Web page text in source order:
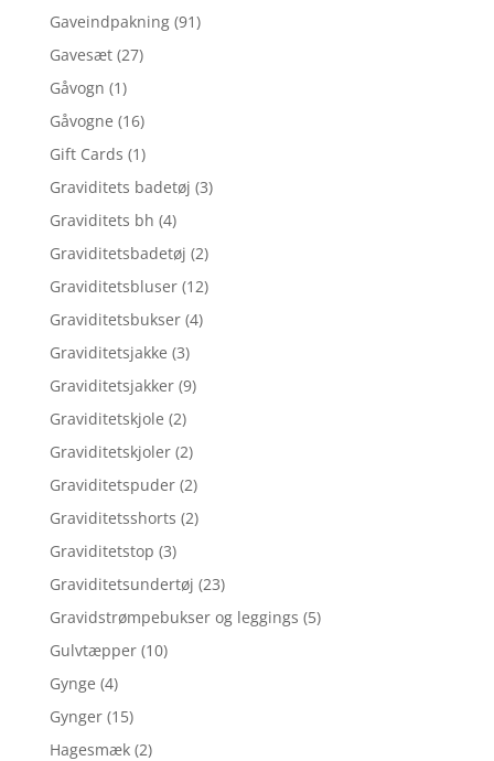
Gaveindpakning (91)
Gavesæt (27)
Gåvogn (1)
Gåvogne (16)
Gift Cards (1)
Graviditets badetøj (3)
Graviditets bh (4)
Graviditetsbadetøj (2)
Graviditetsbluser (12)
Graviditetsbukser (4)
Graviditetsjakke (3)
Graviditetsjakker (9)
Graviditetskjole (2)
Graviditetskjoler (2)
Graviditetspuder (2)
Graviditetsshorts (2)
Graviditetstop (3)
Graviditetsundertøj (23)
Gravidstrømpebukser og leggings (5)
Gulvtæpper (10)
Gynge (4)
Gynger (15)
Hagesmæk (2)